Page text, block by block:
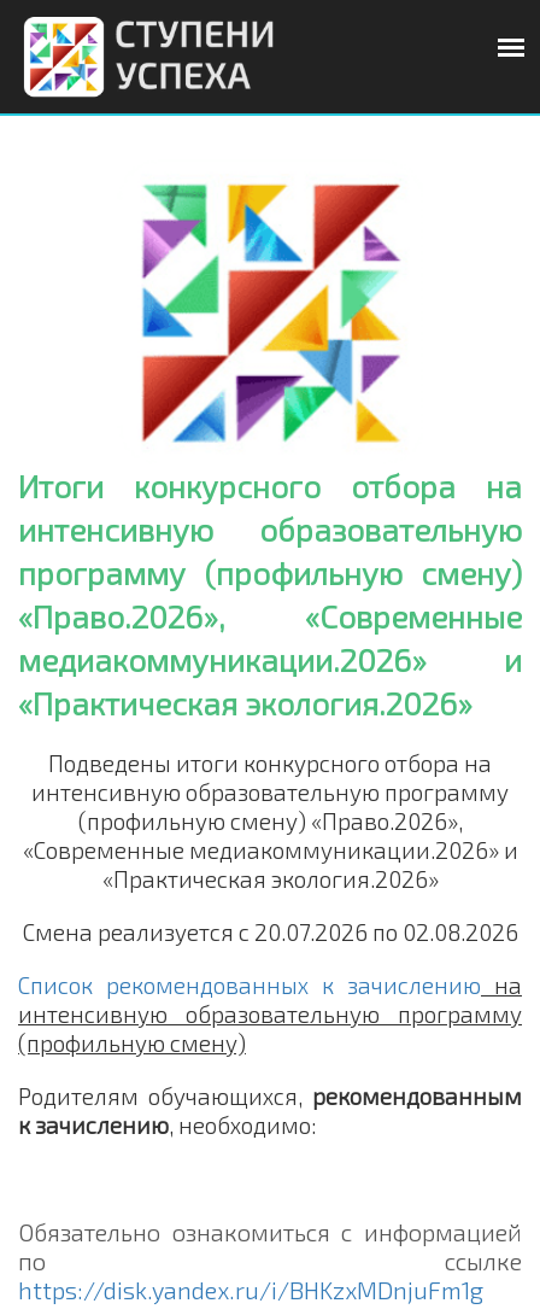
Итоги конкурсного отбора на
интенсивную образовательную
программу (профильную смену)
«Право.2026», «Современные
медиакоммуникации.2026» и
«Практическая экология.2026»
Подведены итоги конкурсного отбора на
интенсивную образовательную программу
(профильную смену) «Право.2026»,
«Современные медиакоммуникации.2026» и
«Практическая экология.2026»
Смена реализуется с 20.07.2026 по 02.08.2026
Список рекомендованных к зачислению на
интенсивную образовательную программу
(профильную смену)
Родителям обучающихся, рекомендованным
к зачислению, необходимо:
Обязательно ознакомиться с информацией
по ссылке
https://disk.yandex.ru/i/BHKzxMDnjuFm1g